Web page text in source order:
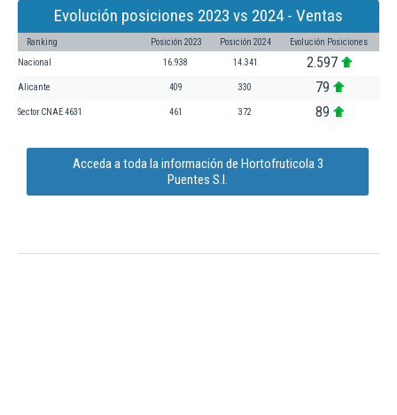
Evolución posiciones 2023 vs 2024 - Ventas
Ranking Posición 2023 Posición 2024 Evolución Posiciones
Nacional 16.938 14.341 2.597
Alicante 409 330 79
Sector CNAE 4631 461 372 89
Acceda a toda la información de Hortofruticola 3
Puentes S.l.